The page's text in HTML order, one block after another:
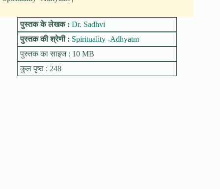
पुस्तक के लेखक : Dr. Sadhvi
पुस्तक की श्रेणी : Spirituality -Adhyatm
पुस्तक का साइज : 10 MB
कुल पृष्ठ : 248